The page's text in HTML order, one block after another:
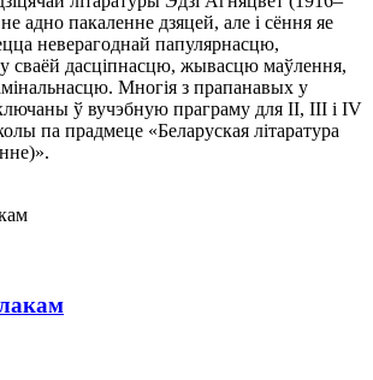
адно пакаленне дзяцей, але і сёння яе
неверагоднай папулярнасцю,
сваёй дасціпнасцю, жывасцю маўлення,
Многія з прапанавых у
ў вучэбную праграму для II, III і IV
па прадмеце «Беларуская літаратура